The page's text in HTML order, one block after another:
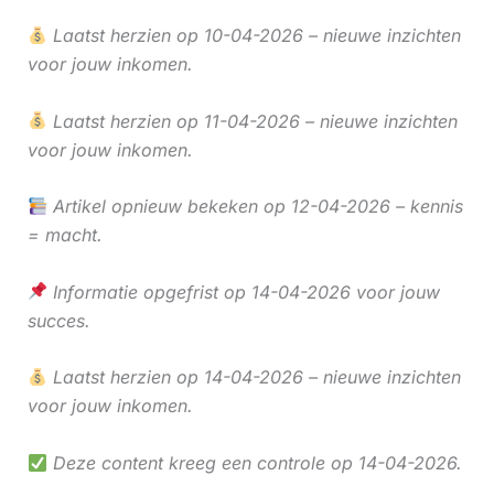
Laatst herzien op 10-04-2026 – nieuwe inzichten
voor jouw inkomen.
Laatst herzien op 11-04-2026 – nieuwe inzichten
voor jouw inkomen.
Artikel opnieuw bekeken op 12-04-2026 – kennis
= macht.
Informatie opgefrist op 14-04-2026 voor jouw
succes.
Laatst herzien op 14-04-2026 – nieuwe inzichten
voor jouw inkomen.
Deze content kreeg een controle op 14-04-2026.